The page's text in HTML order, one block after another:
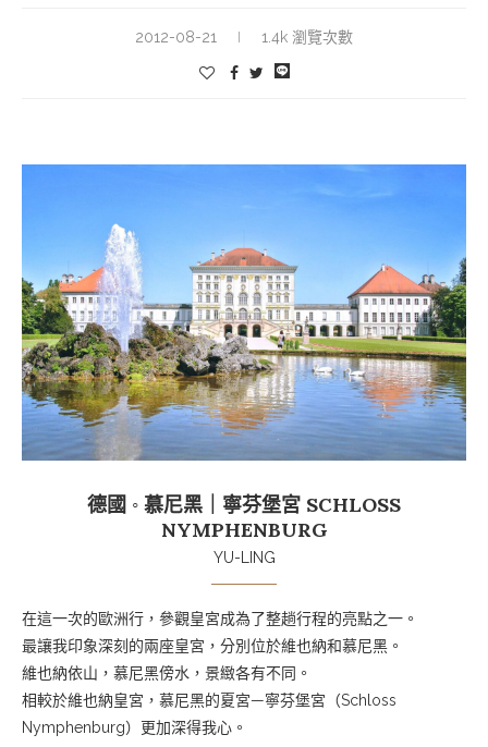
2012-08-21 1.4k 瀏覽次數
德國 ◦ 慕尼黑｜寧芬堡宮 SCHLOSS
NYMPHENBURG
YU-LING
在這一次的歐洲行，參觀皇宮成為了整趟行程的亮點之一。
最讓我印象深刻的兩座皇宮，分別位於維也納和慕尼黑。
維也納依山，慕尼黑傍水，景緻各有不同。
相較於維也納皇宮，慕尼黑的夏宮—寧芬堡宮（Schloss
Nymphenburg）更加深得我心。